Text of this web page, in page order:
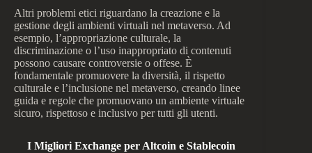
Altri problemi etici riguardano la creazione e la
gestione degli ambienti virtuali nel metaverso. Ad
esempio, l’appropriazione culturale, la
discriminazione o l’uso inappropriato di contenuti
possono causare controversie o offese. È
fondamentale promuovere la diversità, il rispetto
culturale e l’inclusione nel metaverso, creando linee
guida e regole che promuovano un ambiente virtuale
sicuro, rispettoso e inclusivo per tutti gli utenti.
I Migliori Exchange per Altcoin e Stablecoin